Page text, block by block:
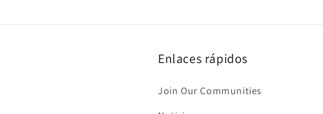
Enlaces rápidos
Join Our Communities